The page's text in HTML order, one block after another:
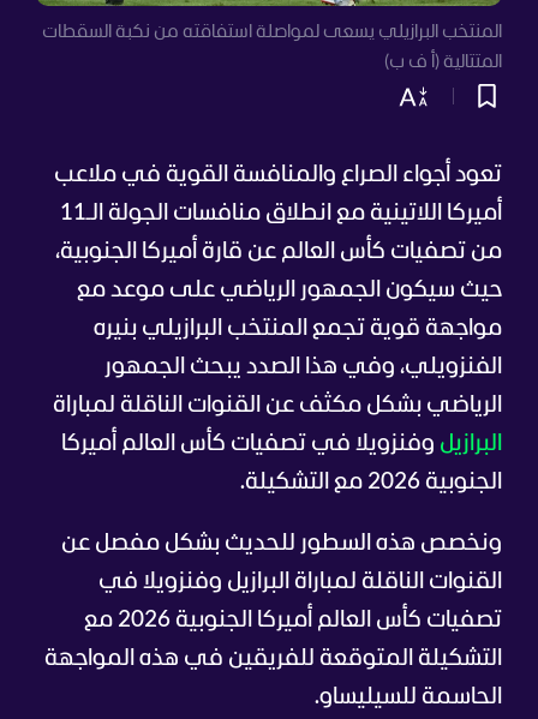
المنتخب البرازيلي يسعى لمواصلة استفاقته من نكبة السقطات
المتتالية (أ ف ب)
تعود أجواء الصراع والمنافسة القوية في ملاعب
أميركا اللاتينية مع انطلاق منافسات الجولة الـ11
من تصفيات كأس العالم عن قارة أميركا الجنوبية،
حيث سيكون الجمهور الرياضي على موعد مع
مواجهة قوية تجمع المنتخب البرازيلي بنيره
الفنزويلي، وفي هذا الصدد يبحث الجمهور
الرياضي بشكل مكثف عن القنوات الناقلة لمباراة
البرازيل وفنزويلا في تصفيات كأس العالم أميركا
الجنوبية 2026 مع التشكيلة.
ونخصص هذه السطور للحديث بشكل مفصل عن
القنوات الناقلة لمباراة البرازيل وفنزويلا في
تصفيات كأس العالم أميركا الجنوبية 2026 مع
التشكيلة المتوقعة للفريقين في هذه المواجهة
الحاسمة للسيليساو.